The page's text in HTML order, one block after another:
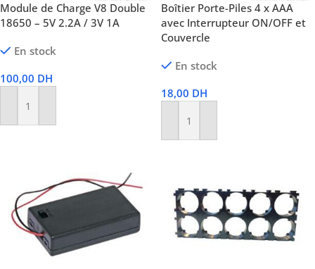
Module de Charge V8 Double
18650 – 5V 2.2A / 3V 1A
En stock
100,00 DH
Ajouter Au Panier
Boîtier Porte-Piles 4 x AAA
avec Interrupteur ON/OFF et
Couvercle
En stock
18,00 DH
Ajouter Au Panier